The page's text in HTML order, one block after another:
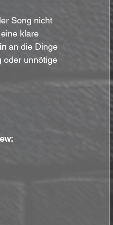
Song nicht
klare
an die Dinge
oder unnötige